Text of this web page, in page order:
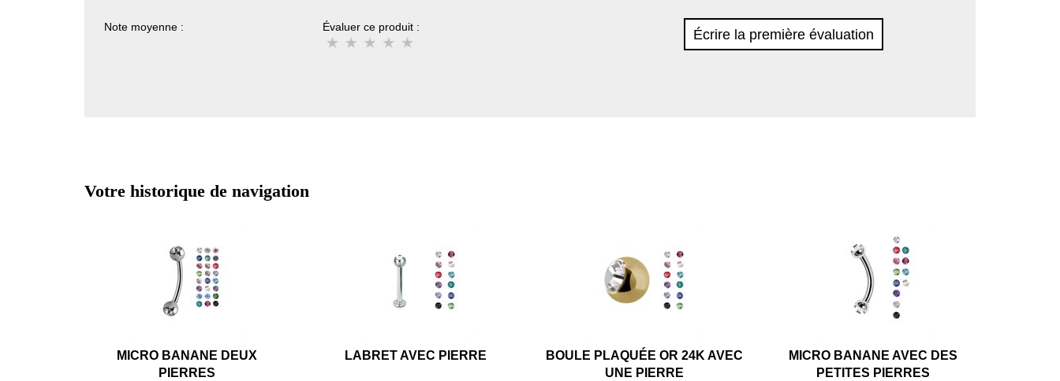
Note moyenne : Évaluer ce produit : Écrire la première évaluation
Votre historique de navigation
MICRO BANANE DEUX
PIERRES
LABRET AVEC PIERRE
BOULE PLAQUÉE OR 24K AVEC
UNE PIERRE
MICRO BANANE AVEC DES
PETITES PIERRES